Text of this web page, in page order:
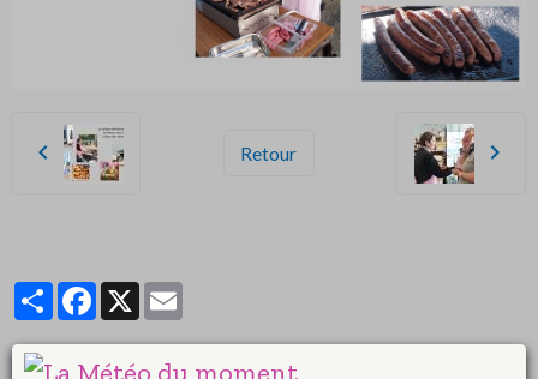
Retour
PartagerFacebook
X